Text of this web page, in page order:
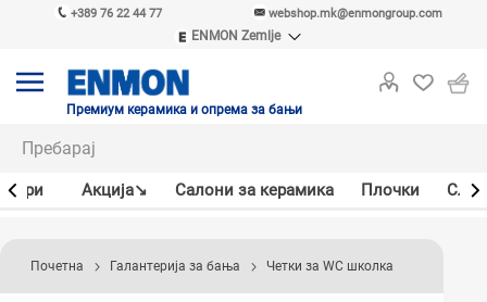
+389 76 22 44 77 webshop.mk@enmongroup.com
ENMON Zemlje
ENMON MKD
Премиум керамика и опрема за бањи
Акцијa↘ Салони за керамика Плочки
Почетна Галантерија за бања Четки за WC школка